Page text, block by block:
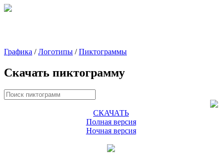
Графика /Логотипы /Пиктограммы
Скачать пиктограмму
СКАЧАТЬ
Полная версия
Ночная версия